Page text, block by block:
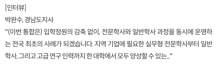
[인터뷰]
박완수, 경남도지사
"(이번 통합은) 입학정원의 감축 없이, 전문학사와 일반학사 과정을 동시에 운영하
는 전국 최초의 사례가 되겠습니다. 지역 기업에 필요한 실무형 전문학사부터 일반
학사, 그리고 고급 연구 인력까지 한 대학에서 모두 양성할 수 있는..."